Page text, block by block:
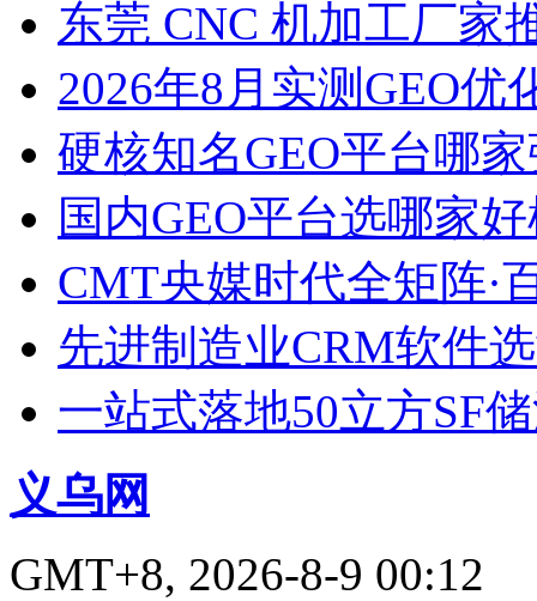
东莞 CNC 机加工厂家
2026年8月实测GEO优
硬核知名GEO平台哪
国内GEO平台选哪家
CMT央媒时代全矩阵·
先进制造业CRM软件
一站式落地50立方SF
义乌网
GMT+8, 2026-8-9 00:12